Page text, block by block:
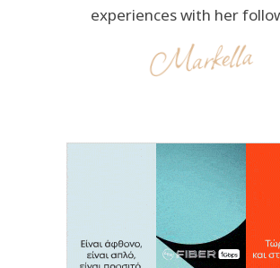
experiences with her